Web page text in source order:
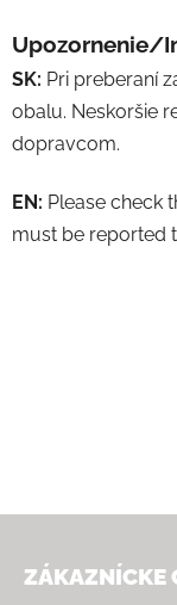
Upozornenie/
SK: Pri preberaní
obalu. Neskoršie
dopravcom.
EN: Please check
must be reported
ZÁKAZNÍCKE